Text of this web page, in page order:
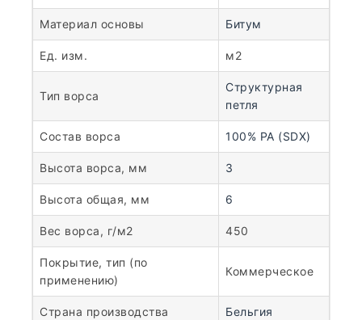
Материал основы Битум
Ед. изм. м2
Тип ворса
Структурная
петля
Состав ворса 100% PA (SDX)
Высота ворса, мм 3
Высота общая, мм 6
Вес ворса, г/м2 450
Покрытие, тип (по
применению)
Коммерческое
Страна производства Бельгия